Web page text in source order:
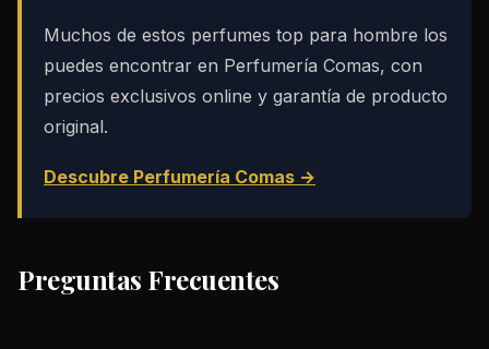
Muchos de estos perfumes top para hombre los
puedes encontrar en Perfumería Comas, con
precios exclusivos online y garantía de producto
original.
Descubre Perfumería Comas →
Preguntas Frecuentes